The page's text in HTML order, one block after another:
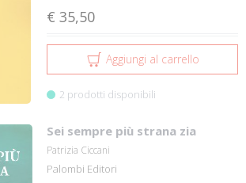
€ 35,50
Aggiungi al carrello
2 prodotti disponibili
Sei sempre più strana zia
Patrizia Ciccani
Palombi Editori